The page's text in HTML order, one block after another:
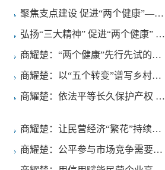
聚焦支点建设 促进“两个健康”——
省工商联学习贯彻省委十二届十次全
会精神
弘扬“三大精神” 促进“两个健康” 省
工商联调研室宣教部联合商会开展支
部主题党日活动
商耀楚：“两个健康”先行先试的黄
石答卷
商耀楚：以“五个转变”谱写乡村振
兴新篇章
商耀楚：依法平等长久保护产权 完
商耀楚：让民营经济“繁花”持续绽
放商耀楚：公平参与市场竞争需要充
分发挥“两只手”的作用